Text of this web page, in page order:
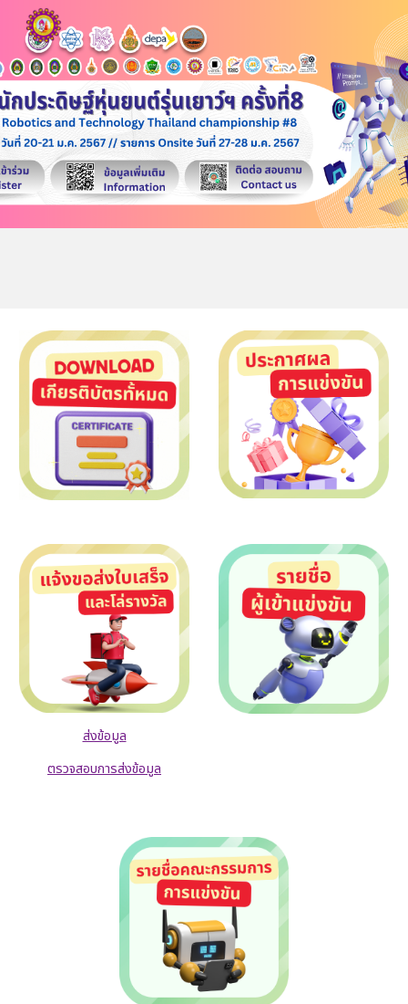
Skip to main content Skip to navigation
ส่งข้อมูล
ตรวจสอบการส่งข้อมูล